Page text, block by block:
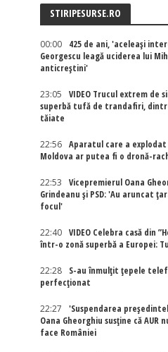
STIRIPESURSE.RO
00:00
425 de ani, 'aceleași
Georgescu leagă uciderea lui
anticreștini'
23:05
VIDEO Trucul extrem de
superbă tufă de trandafiri,
tăiate
22:56
Aparatul care a explodat
Moldova ar putea fi o dronă-
22:53
Vicepremierul Oana
Grindeanu și PSD: 'Au aruncat
focul'
22:40
VIDEO Celebra casă din
într-o zonă superbă a Europei:
22:28
S-au înmulțit țepele
perfecționat
22:27
'Suspendarea
Oana Gheorghiu susține că AUR
face României